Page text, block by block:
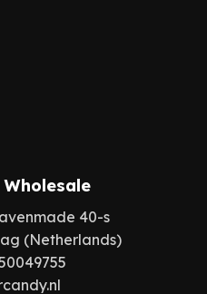
Wholesale
40-s
(Netherlands)